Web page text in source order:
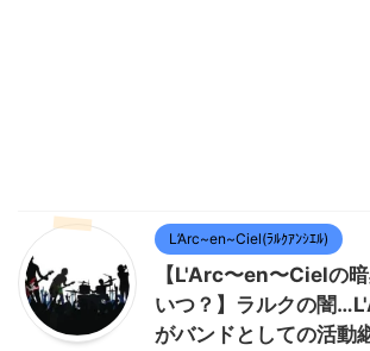
L’Arc~en~Ciel(ﾗﾙｸｱﾝｼｴﾙ)
【L'Arc〜en〜Cielの
いつ？】ラルクの闇
がバンドとしての活動